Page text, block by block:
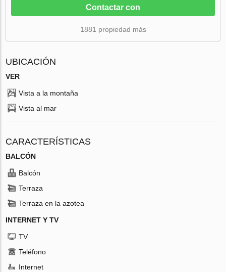
Contactar con
1881 propiedad más
UBICACIÓN
VER
Vista a la montaña
Vista al mar
CARACTERÍSTICAS
BALCÓN
Balcón
Terraza
Terraza en la azotea
INTERNET Y TV
TV
Teléfono
Internet